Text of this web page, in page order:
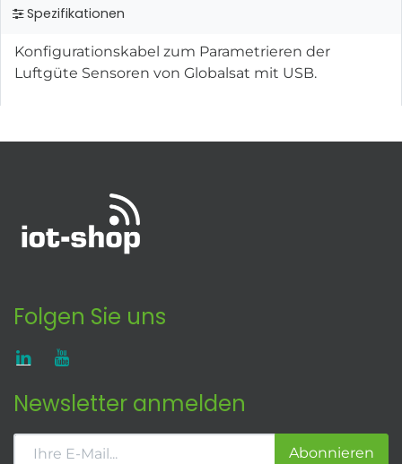
Spezifikationen
Konfigurationskabel zum Parametrieren der
Luftgüte Sensoren von Globalsat mit USB.
Folgen Sie uns
Newsletter anmelden
Abonnieren